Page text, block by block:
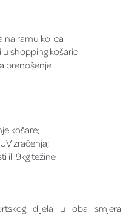
na ramu kolica
shopping košarici
prenošenje
košare;
zračenja;
ili 9kg težine
dijela u oba smjera